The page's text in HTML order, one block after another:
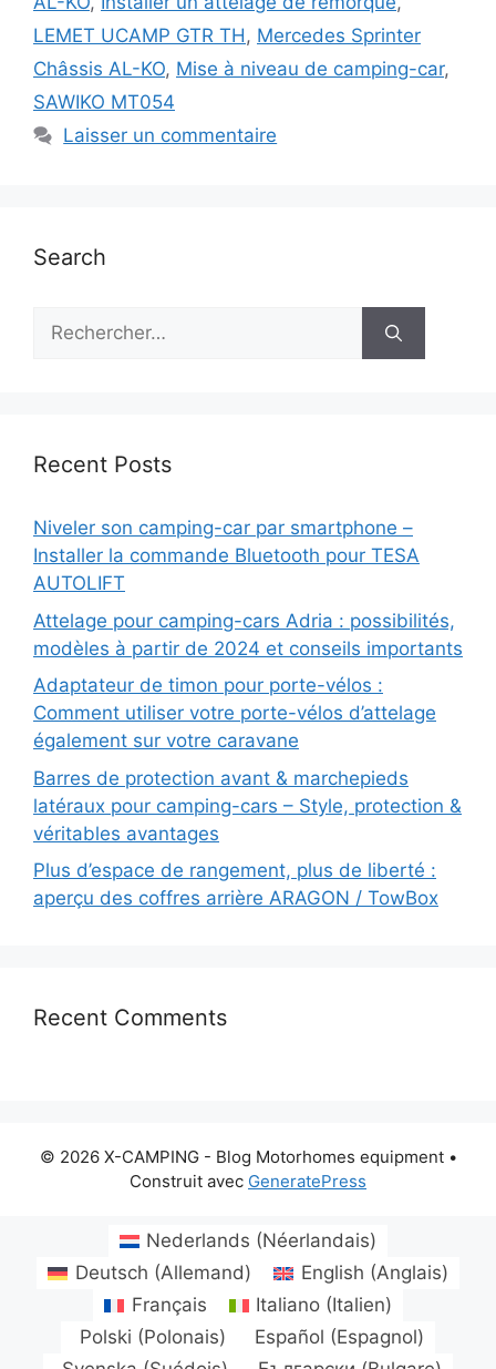
LEMET UCAMP GTR TH, Mercedes Sprinter
Châssis AL-KO, Mise à niveau de camping-car,
SAWIKO MT054
Laisser un commentaire
Search
Rechercher :
Recent Posts
Niveler son camping-car par smartphone –
Installer la commande Bluetooth pour TESA
AUTOLIFT
Attelage pour camping-cars Adria : possibilités,
modèles à partir de 2024 et conseils importants
Adaptateur de timon pour porte-vélos :
Comment utiliser votre porte-vélos d’attelage
également sur votre caravane
Barres de protection avant & marchepieds
latéraux pour camping-cars – Style, protection &
véritables avantages
Plus d’espace de rangement, plus de liberté :
aperçu des coffres arrière ARAGON / TowBox
Recent Comments
© 2026 X-CAMPING - Blog Motorhomes equipment•
Construit avec GeneratePress
Nederlands (Néerlandais)
Deutsch (Allemand) English (Anglais)
Français
Italiano (Italien)
Polski (Polonais) Español (Espagnol)